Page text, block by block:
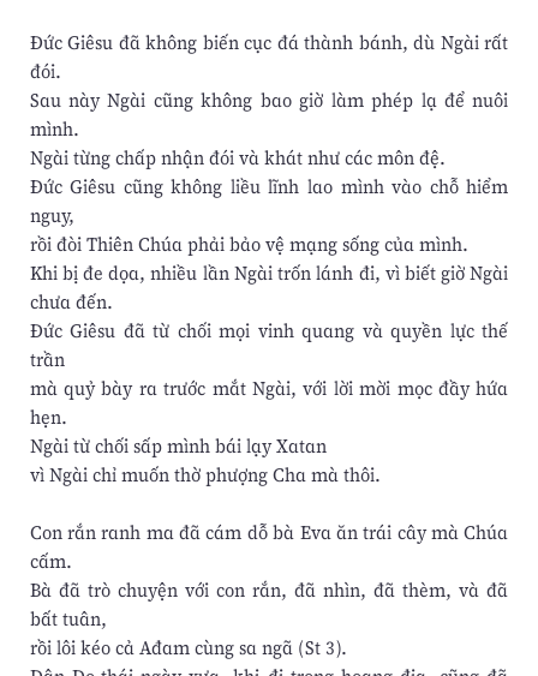
Đức Giêsu đã không biến cục đá thành bánh, dù Ngài rất
đói.
Sau này Ngài cũng không bao giờ làm phép lạ để nuôi
mình.
Ngài từng chấp nhận đói và khát như các môn đệ.
Đức Giêsu cũng không liều lĩnh lao mình vào chỗ hiểm
nguy,
rồi đòi Thiên Chúa phải bảo vệ mạng sống của mình.
Khi bị đe dọa, nhiều lần Ngài trốn lánh đi, vì biết giờ Ngài
chưa đến.
Đức Giêsu đã từ chối mọi vinh quang và quyền lực thế
trần
mà quỷ bày ra trước mắt Ngài, với lời mời mọc đầy hứa
hẹn.
Ngài từ chối sấp mình bái lạy Xatan
vì Ngài chỉ muốn thờ phượng Cha mà thôi.
Con rắn ranh ma đã cám dỗ bà Eva ăn trái cây mà Chúa
cấm.
Bà đã trò chuyện với con rắn, đã nhìn, đã thèm, và đã
bất tuân,
rồi lôi kéo cả Ađam cùng sa ngã (St 3).